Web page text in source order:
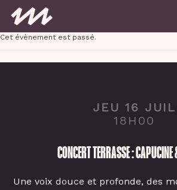
main
content
Cet évènement est passé.
JEU 16 JUIL
18H00
CONCERT TERRASSE :
Une voix douce et profonde, des